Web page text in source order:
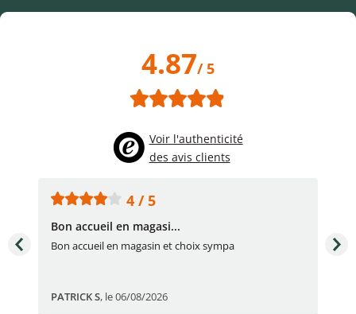
4.87/ 5
Voir l'authenticité
des avis clients
4 / 5
Bon accueil en magasi...
Bon accueil en magasin et choix sympa
PATRICK S, le 06/08/2026